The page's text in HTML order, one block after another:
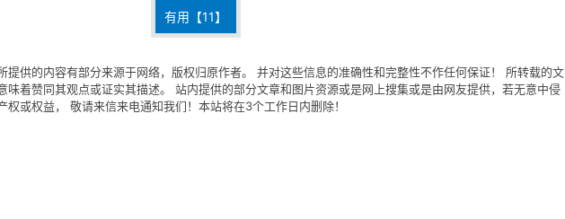
有用【11】
提供的内容有部分来源于网络，版权归原作者。 并对这些信息的准确性和完整性不作任何保证！ 所转载的文
味着赞同其观点或证实其描述。 站内提供的部分文章和图片资源或是网上搜集或是由网友提供，若无意中侵
或权益， 敬请来信来电通知我们！本站将在3个工作日内删除！